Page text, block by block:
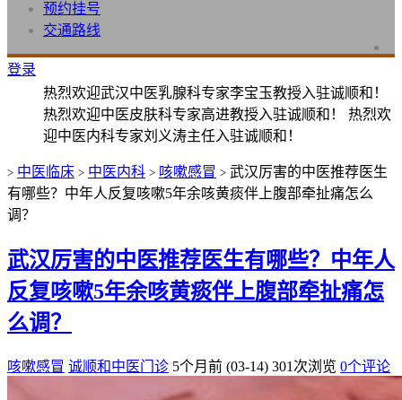
预约挂号
交通路线
登录
热烈欢迎武汉中医乳腺科专家李宝玉教授入驻诚顺和！
热烈欢迎中医皮肤科专家高进教授入驻诚顺和！ 热烈欢
迎中医内科专家刘义涛主任入驻诚顺和！
> 中医临床 > 中医内科 > 咳嗽感冒 > 武汉厉害的中医推荐医生
有哪些？中年人反复咳嗽5年余咳黄痰伴上腹部牵扯痛怎么
调？
武汉厉害的中医推荐医生有哪些？中年人
反复咳嗽5年余咳黄痰伴上腹部牵扯痛怎
么调？
咳嗽感冒 诚顺和中医门诊 5个月前 (03-14) 301次浏览 0个评论